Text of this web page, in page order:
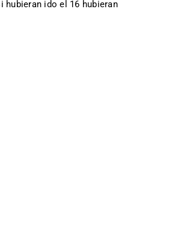
hubieran ido el 16 hubieran